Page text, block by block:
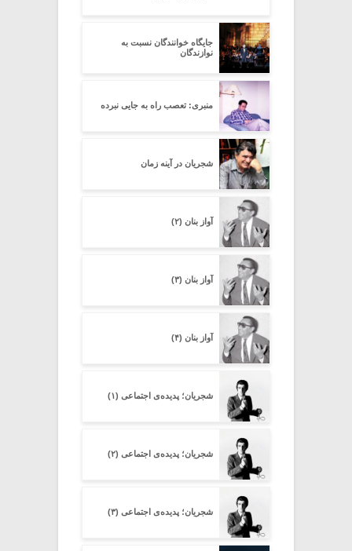
جایگاه خوانندگان نسبت به
نوازندگان
منبری: تعصب راه به جایی نبرده
شجریان در آینه زمان
آواز بنان (۲)
آواز بنان (۳)
آواز بنان (۴)
شجریان؛ پدیده‌ی اجتماعی (۱)
شجریان؛ پدیده‌ی اجتماعی (۲)
شجریان؛ پدیده‌ی اجتماعی (۳)